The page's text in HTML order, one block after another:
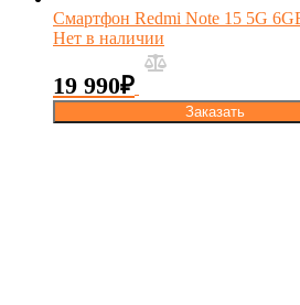
Смартфон Redmi Note 15 5G
Нет в наличии
19 990₽
Заказать